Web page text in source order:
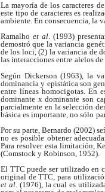
La mayoría de los caracteres
este tipo de caracteres es
ambiente. En consecuencia, la
Ramalhoet al. (1993)
demostró que la variancia
de los loci, (2) la variancia de
las interacciones entre alelos
Según Dickerson (1963), la
dominancia y epistática son
entre líneas homocigotas. En
dominante x dominante son
parcialmente en la selección
básica es importante, no sólo
Por su parte, Bernardo (2002)
no es posible obtener
Para resolver esta limitación,
(Comstock y Robinson, 1952).
El TTC puede ser utilizado en
original de TTC, para
et al. (1976), la cual es